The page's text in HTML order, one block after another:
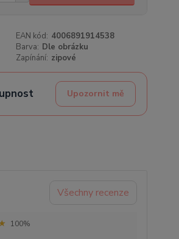
EAN kód: 4006891914538
Barva: Dle obrázku
Zapínání: zipové
Upozornit mě
Všechny recenze
100%